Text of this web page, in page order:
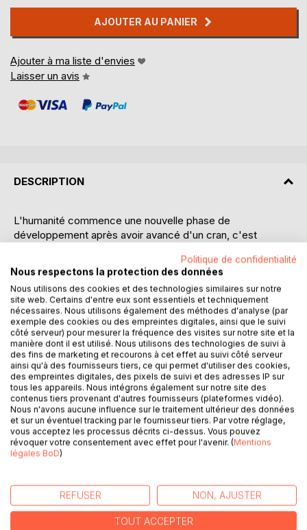
AJOUTER AU PANIER
Ajouter à ma liste d'envies
Laisser un avis
DESCRIPTION
L'humanité commence une nouvelle phase de
développement après avoir avancé d'un cran, c'est
concepts sur les processus qui opèrent dans l'Univers.
Pour la première fois dans ce livre on révèle un tel concept
que « polyvalence d'idée » et la construction de son
hologramme, la présence d'une double phase du temps
futur. Dieu parle des formes primaires et secondaires de
l'existence, de la matrice de la conscience et du
subconscient, des types de matrices des états
spiritualisés, des différences dans la transmission de
l'information à l'homme par les Systèmes positifs et
négatifs.
Aussi on révèle les secrets du travail de la pensée négative
et les différences dans l'expression des personnalités
positives et négatives. Les raisons de l'apparition des
phénomènes, les secrets de la créativité, ainsi que
Le livre vise à former une nouvelle pensée parmi les
représentants des races actuelle et suivante de l'humanité
et créer la philosophie moderne. Osez rejoindre les
Politique de confidentialité
Nous respectons la protection des données
Nous utilisons des cookies et des technologies similaires sur notre
site web. Certains d'entre eux sont essentiels et techniquement
nécessaires. Nous utilisons également des méthodes d'analyse (par
exemple des cookies ou des empreintes digitales, ainsi que le suivi
côté serveur) pour mesurer la fréquence des visites sur notre site et la
manière dont il est utilisé. Nous utilisons des technologies de suivi à
des fins de marketing et recourons à cet effet au suivi côté serveur
ainsi qu'à des fournisseurs tiers, ce qui permet d'utiliser des cookies,
des empreintes digitales, des pixels de suivi et des adresses IP sur
tous les appareils. Nous intégrons également sur notre site des
contenus tiers provenant d'autres fournisseurs (plateformes vidéo).
Nous n'avons aucune influence sur le traitement ultérieur des données
et sur un éventuel tracking par le fournisseur tiers. Par votre réglage,
vous acceptez les processus décrits ci-dessus. Vous pouvez
révoquer votre consentement avec effet pour l'avenir. (Mentions
légales BoD)
REFUSER NON, AJUSTER
TOUT ACCEPTER